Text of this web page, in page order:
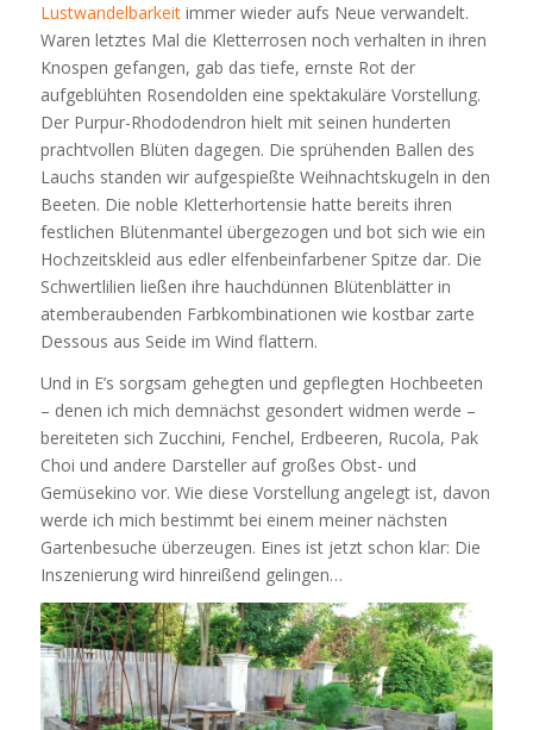
Lustwandelbarkeit immer wieder aufs Neue verwandelt.
Waren letztes Mal die Kletterrosen noch verhalten in ihren
Knospen gefangen, gab das tiefe, ernste Rot der
aufgeblühten Rosendolden eine spektakuläre Vorstellung.
Der Purpur-Rhododendron hielt mit seinen hunderten
prachtvollen Blüten dagegen. Die sprühenden Ballen des
Lauchs standen wir aufgespießte Weihnachtskugeln in den
Beeten. Die noble Kletterhortensie hatte bereits ihren
festlichen Blütenmantel übergezogen und bot sich wie ein
Hochzeitskleid aus edler elfenbeinfarbener Spitze dar. Die
Schwertlilien ließen ihre hauchdünnen Blütenblätter in
atemberaubenden Farbkombinationen wie kostbar zarte
Dessous aus Seide im Wind flattern.
Und in E’s sorgsam gehegten und gepflegten Hochbeeten
– denen ich mich demnächst gesondert widmen werde –
bereiteten sich Zucchini, Fenchel, Erdbeeren, Rucola, Pak
Choi und andere Darsteller auf großes Obst- und
Gemüsekino vor. Wie diese Vorstellung angelegt ist, davon
werde ich mich bestimmt bei einem meiner nächsten
Gartenbesuche überzeugen. Eines ist jetzt schon klar: Die
Inszenierung wird hinreißend gelingen…